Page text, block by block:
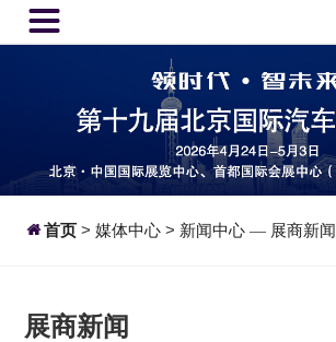

首页 > 媒体中心 > 新闻中心 — 展商新闻
展商新闻